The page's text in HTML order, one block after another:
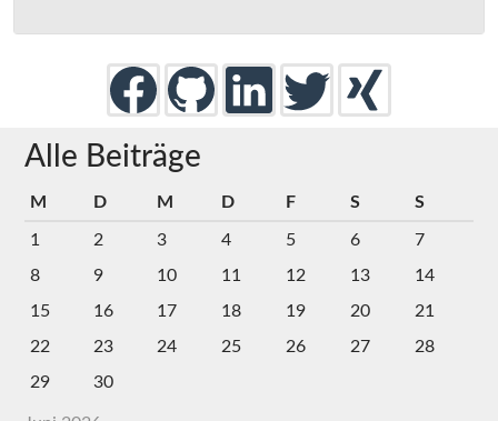
Alle Beiträge
M D M D F S S
1 2 3 4 5 6
7
8
9 10 11 12 13
14
15
16 17 18 19 20
21
22
23 24 25 26 27
28
29
30